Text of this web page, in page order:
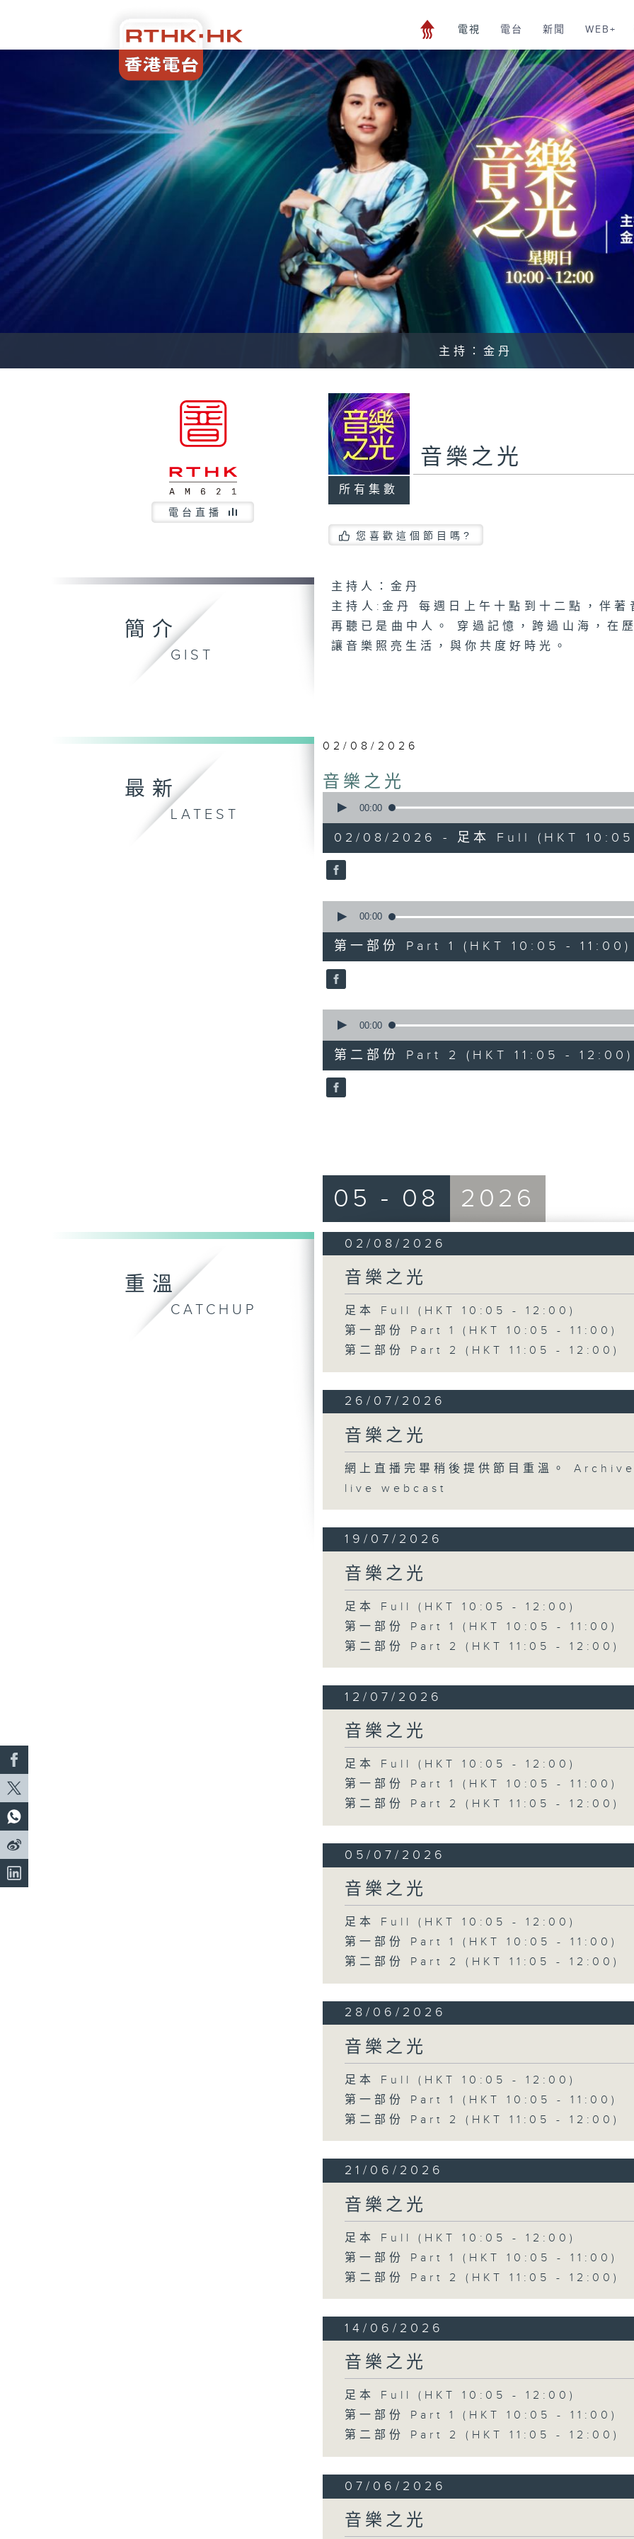
電視 電台 新聞 WEB+
主持：金丹
電台直播
所有集數
音樂之光
您喜歡這個節目嗎?
簡介
GIST
主持人：金丹
主持人:金丹 每週日上午十點到十二點，伴著
再聽已是曲中人。 穿過記憶，跨過山海，在
讓音樂照亮生活，與你共度好時光。
最新
LATEST
02/08/2026
音樂之光
seconds
hour,
50
minutes,
0
90%
00:00
02/08/2026 - 足本 Full (HKT
seconds
55
minutes,
0
seconds
90%
00:00
第一部份 Part 1 (HKT 10:05 - 11:00)
seconds
55
minutes,
9
seconds
90%
00:00
第二部份 Part 2 (HKT 11:05 - 12:00)
重溫
CATCHUP
05 - 08 2026
02/08/2026
音樂之光
足本 Full (HKT 10:05 - 12:00)
第一部份 Part 1 (HKT 10:05 - 11:00)
第二部份 Part 2 (HKT 11:05 - 12:00)
26/07/2026
音樂之光
網上直播完畢稍後提供節目重溫。
live webcast
19/07/2026
音樂之光
足本 Full (HKT 10:05 - 12:00)
第一部份 Part 1 (HKT 10:05 - 11:00)
第二部份 Part 2 (HKT 11:05 - 12:00)
12/07/2026
音樂之光
足本 Full (HKT 10:05 - 12:00)
第一部份 Part 1 (HKT 10:05 - 11:00)
第二部份 Part 2 (HKT 11:05 - 12:00)
05/07/2026
音樂之光
足本 Full (HKT 10:05 - 12:00)
第一部份 Part 1 (HKT 10:05 - 11:00)
第二部份 Part 2 (HKT 11:05 - 12:00)
28/06/2026
音樂之光
足本 Full (HKT 10:05 - 12:00)
第一部份 Part 1 (HKT 10:05 - 11:00)
第二部份 Part 2 (HKT 11:05 - 12:00)
21/06/2026
音樂之光
足本 Full (HKT 10:05 - 12:00)
第一部份 Part 1 (HKT 10:05 - 11:00)
第二部份 Part 2 (HKT 11:05 - 12:00)
14/06/2026
音樂之光
足本 Full (HKT 10:05 - 12:00)
第一部份 Part 1 (HKT 10:05 - 11:00)
第二部份 Part 2 (HKT 11:05 - 12:00)
07/06/2026
音樂之光